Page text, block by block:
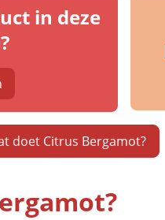
in deze
doet Citrus Bergamot?